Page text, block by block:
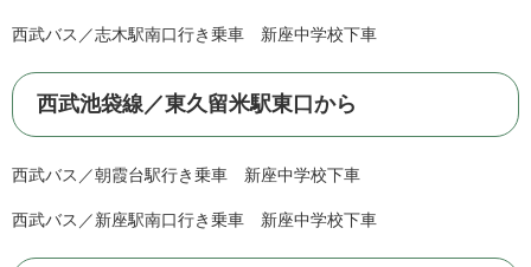
西武バス／志木駅南口行き乗車 新座中学校下車
西武池袋線／東久留米駅東口から
西武バス／朝霞台駅行き乗車 新座中学校下車
西武バス／新座駅南口行き乗車 新座中学校下車